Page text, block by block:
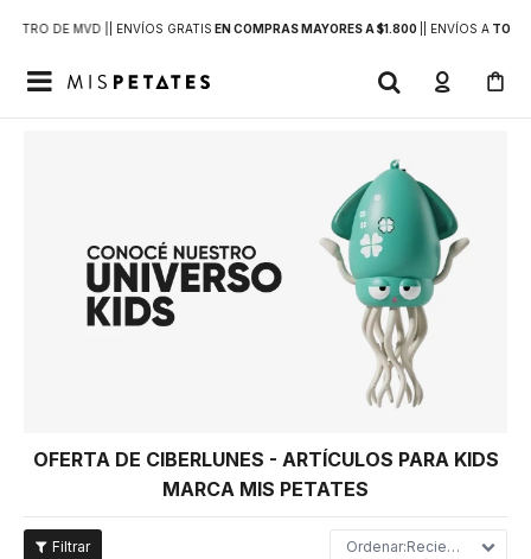
DE MVD | | ENVÍOS GRATIS EN COMPRAS MAYORES A $1.800 | ENVÍOS ATODO

OFERTA DE CIBERLUNES - ARTÍCULOS PARA KIDS
MARCA MIS PETATES
Recientes